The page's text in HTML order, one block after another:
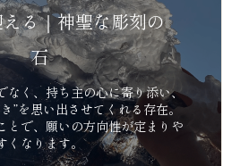
る｜神聖な彫刻の
石
なく、持ち主の心に寄り添い、
”を思い出させてくれる存在。
とで、願いの方向性が定まりや
くなります。